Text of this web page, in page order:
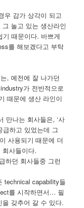
우 감가 상각이 되고
놀고 있는 생산라인
때문이다. 바쁘게
를 해보겠다고 부탁
, 예전에 잘 나가던
가 전반적으로
때문에 생산 라인이
만나는 회사들은, ‘사
급하고 있었는데 그
사용되기 때문에 더
사들이다.
하던 회사들중 그런
technical capability들
를 시작하면서… 필
갖추어 갈 수 있다.